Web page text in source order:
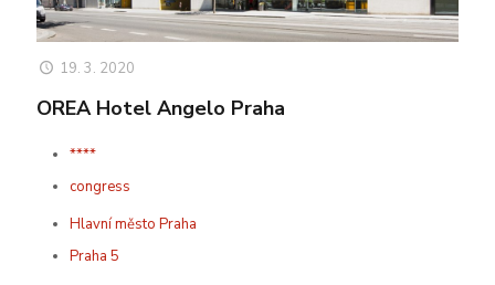
19. 3. 2020
OREA Hotel Angelo Praha
****
congress
Hlavní město Praha
Praha 5